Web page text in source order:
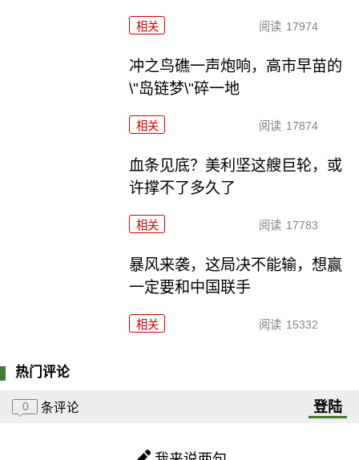
相关 阅读 17974
冲之鸟礁一声炮响，高市早苗的
\"岛链梦\"碎一地
相关 阅读 17874
血条见底？美利坚这艘巨轮，或
许撑不了多久了
相关 阅读 17783
暴风来袭，这局决不能输，想赢
一定要和中国联手
相关 阅读 15332
热门评论
0 条评论 登陆